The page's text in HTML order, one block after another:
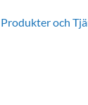
Produkter och